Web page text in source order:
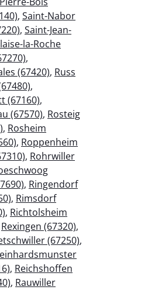
, Saint-Nabor
, Saint-Jean-
la-Roche
,
(67420), Russ
,
(67160),
(67570), Rosteig
, Rosheim
, Roppenheim
, Rohrwiller
, Ringendorf
, Rimsdorf
, Richtolsheim
Rexingen (67320),
(67250),
, Reichshoffen
, Rauwiller